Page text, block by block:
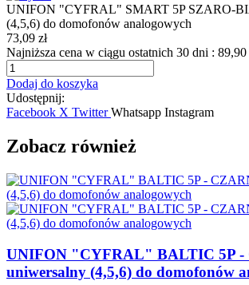
UNIFON "CYFRAL" SMART 5P SZARO-
(4,5,6) do domofonów analogowych
73,09 zł
Najniższa cena w ciągu ostatnich 30 dni : 89,90
Dodaj do koszyka
Udostępnij:
Facebook X Twitter Whatsapp Instagram
Zobacz również
UNIFON "CYFRAL" BALTIC 5P -
uniwersalny (4,5,6) do domofonów